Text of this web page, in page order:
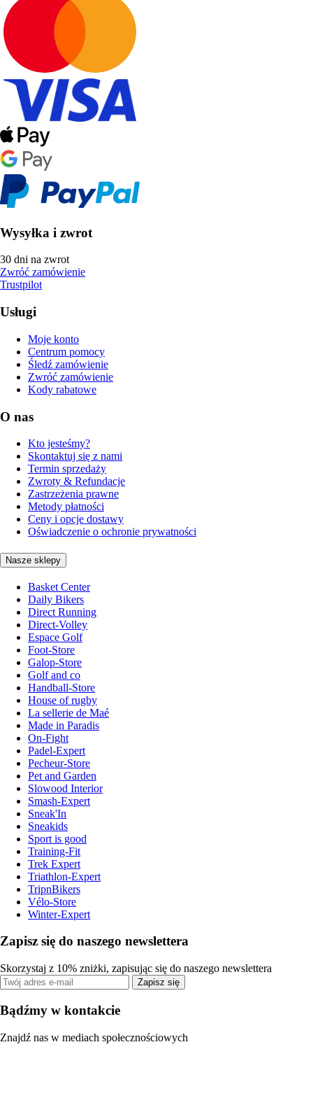
Wysyłka i zwrot
30 dni na zwrot
Zwróć zamówienie
Trustpilot
Usługi
Moje konto
Centrum pomocy
Śledź zamówienie
Zwróć zamówienie
Kody rabatowe
O nas
Kto jesteśmy?
Skontaktuj się z nami
Termin sprzedaży
Zwroty & Refundacje
Zastrzeżenia prawne
Metody płatności
Ceny i opcje dostawy
Oświadczenie o ochronie prywatności
Nasze sklepy
Basket Center
Daily Bikers
Direct Running
Direct-Volley
Espace Golf
Foot-Store
Galop-Store
Golf and co
Handball-Store
House of rugby
La sellerie de Maé
Made in Paradis
On-Fight
Padel-Expert
Pecheur-Store
Pet and Garden
Slowood Interior
Smash-Expert
Sneak'In
Sneakids
Sport is good
Training-Fit
Trek Expert
Triathlon-Expert
TripnBikers
Vélo-Store
Winter-Expert
Zapisz się do naszego newslettera
Skorzystaj z 10% zniżki, zapisując się do naszego newslettera
Zapisz się
Bądźmy w kontakcie
Znajdź nas w mediach społecznościowych